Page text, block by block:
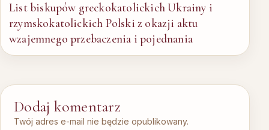
List biskupów greckokatolickich Ukrainy i
rzymskokatolickich Polski z okazji aktu
wzajemnego przebaczenia i pojednania
Dodaj komentarz
Twój adres e-mail nie będzie opublikowany.